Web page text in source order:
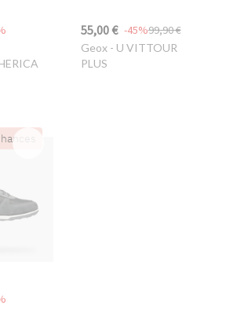
55,00 € 99,90 €
-45%
Geox- U VITTOUR
PLUS